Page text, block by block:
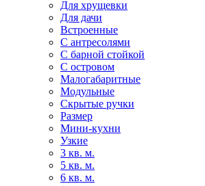
Для хрущевки
Для дачи
Встроенные
С антресолями
С барной стойкой
С островом
Малогабаритные
Модульные
Скрытые ручки
Размер
Мини-кухни
Узкие
3 кв. м.
5 кв. м.
6 кв. м.